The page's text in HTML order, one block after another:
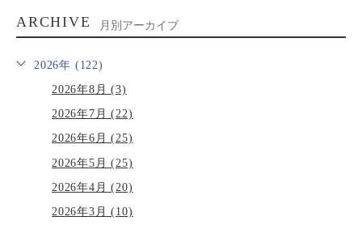
ARCHIVE 月別アーカイブ
2026年 (122)
2026年8月 (3)
2026年7月 (22)
2026年6月 (25)
2026年5月 (25)
2026年4月 (20)
2026年3月 (10)